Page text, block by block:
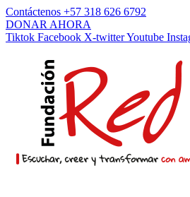
Contáctenos +57 318 626 6792
DONAR AHORA
Tiktok Facebook X-twitterYoutube